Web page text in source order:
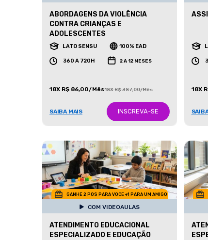
ABORDAGENS DA VIOLÊNCIA
CONTRA CRIANÇAS E
ADOLESCENTES
LATO SENSU 100% EAD
360 A 720H 2 A 12 MESES
18X R$ 86,00/Mês18X R$ 387,00/Mês
SAIBA MAIS INSCREVA-SE
18X
GANHE 2 POS PARA VOCE +1 PARA UM AMIGO
COM VIDEOAULAS
ATENDIMENTO EDUCACIONAL
ESPECIALIZADO E EDUCAÇÃO